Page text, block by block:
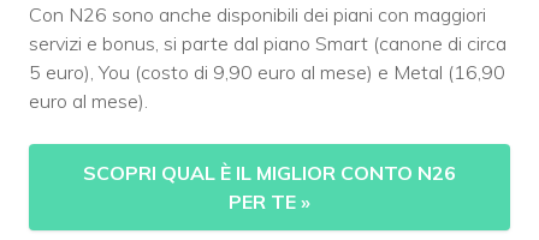
Con N26 sono anche disponibili dei piani con maggiori
servizi e bonus, si parte dal piano Smart (canone di circa
5 euro), You (costo di 9,90 euro al mese) e Metal (16,90
euro al mese).
SCOPRI QUAL È IL MIGLIOR CONTO N26
PER TE »